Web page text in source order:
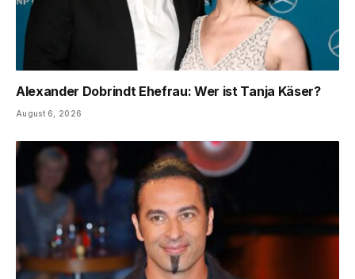
Alexander Dobrindt Ehefrau: Wer ist Tanja Käser?
August 6, 2026